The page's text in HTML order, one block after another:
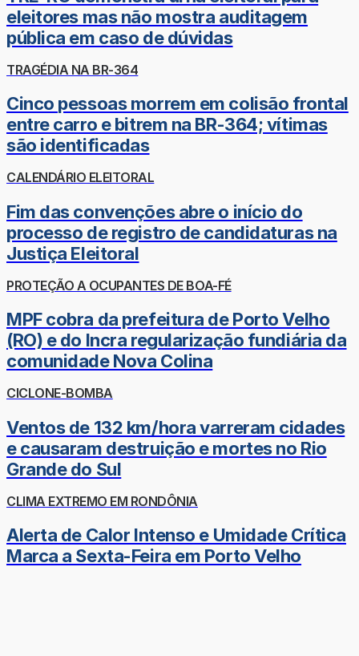
eleitores mas não mostra auditagem
pública em caso de dúvidas
TRAGÉDIA NA BR-364
Cinco pessoas morrem em colisão frontal
entre carro e bitrem na BR-364; vítimas
são identificadas
CALENDÁRIO ELEITORAL
Fim das convenções abre o início do
processo de registro de candidaturas na
Justiça Eleitoral
PROTEÇÃO A OCUPANTES DE BOA-FÉ
MPF cobra da prefeitura de Porto Velho
(RO) e do Incra regularização fundiária da
comunidade Nova Colina
CICLONE-BOMBA
Ventos de 132 km/hora varreram cidades
e causaram destruição e mortes no Rio
Grande do Sul
CLIMA EXTREMO EM RONDÔNIA
Alerta de Calor Intenso e Umidade Crítica
Marca a Sexta-Feira em Porto Velho